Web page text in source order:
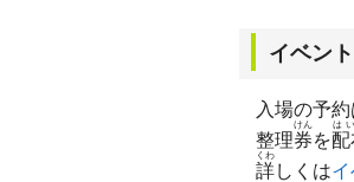
イベン
入場の予
整理券
けん
を配
は
詳
くわ
しくは